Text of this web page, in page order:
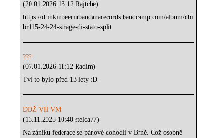
(20.01.2026 13:12 Rajtche)
https://drinkinbeerinbandanarecords.bandcamp.com/album/dbi
br115-24-24-strage-di-stato-split
???
(07.01.2026 11:12 Radim)
Tvl to bylo před 13 lety :D
DDŽ VH VM
(13.11.2025 10:40 stelca77)
Na zániku federace se pánové dohodli v Brně. Což osobně